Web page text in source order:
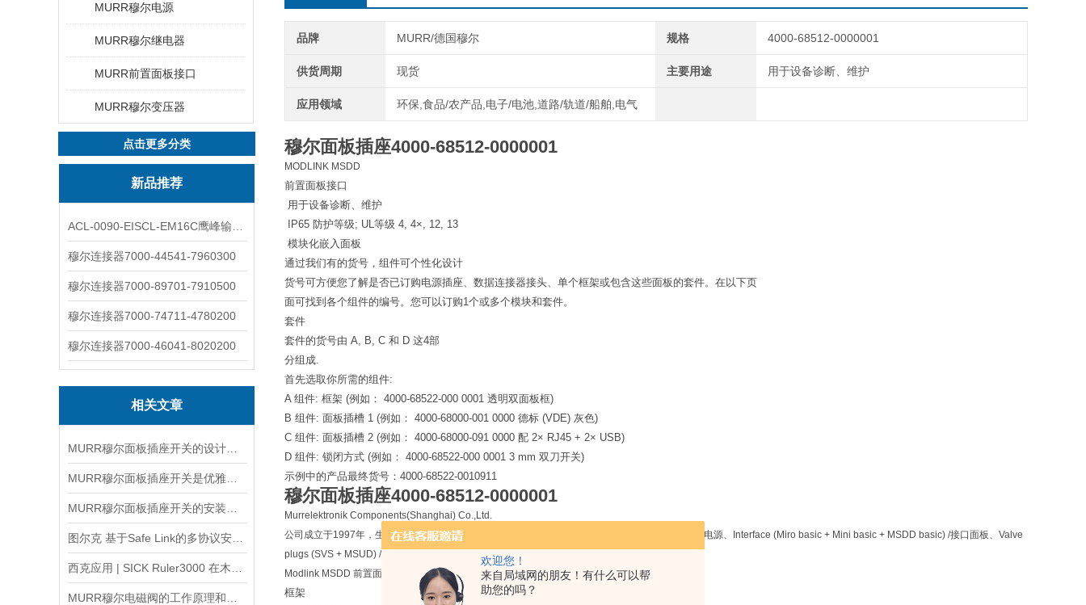
欢迎您！
来自局域网的朋友！有什么可以帮
助您的吗？
MURR穆尔电源
MURR穆尔继电器
MURR前置面板接口
MURR穆尔变压器
点击更多分类
新品推荐
穆尔连接器7000-44541-7960300
穆尔连接器7000-89701-7910500
穆尔连接器7000-74711-4780200
穆尔连接器7000-46041-8020200
相关文章
品牌 MURR/德国穆尔 规格 4000-68512-0000001
供货周期 现货 主要用途 用于设备诊断、维护
应用领域 环保,食品/农产品,电子/电池,道路/轨道/船舶,电气
穆尔面板插座4000-68512-0000001
MODLINK MSDD
前置面板接口
 用于设备诊断、维护
 IP65 防护等级; UL等级 4, 4×, 12, 13
 模块化嵌入面板
通过我们有的货号，组件可个性化设计
货号可方便您了解是否已订购电源插座、数据连接器接头、单个框架或包含这些面板的套件。在以下页
面可找到各个组件的编号。您可以订购1个或多个模块和套件。
套件
套件的货号由 A, B, C 和 D 这4部
分组成.
首先选取你所需的组件:
A 组件: 框架 (例如： 4000-68522-000 0001 透明双面板框)
B 组件: 面板插槽 1 (例如： 4000-68000-001 0000 德标 (VDE) 灰色)
C 组件: 面板插槽 2 (例如： 4000-68000-091 0000 配 2× RJ45 + 2× USB)
D 组件: 锁闭方式 (例如： 4000-68522-000 0001 3 mm 双刀开关)
示例中的产品最终货号：4000-68522-0010911
穆尔面板插座4000-68512-0000001
Murrelektronik Components(Shanghai) Co.,Ltd.
公司成立于1997年，生产的产品为Transformer / 变压器、Power supply (Eco Rail + Eco Power) / 电源、Interface (Miro basic + Mini basic + MSDD basic) /接口面板、Valve
plugs (SVS + MSUD) / 阀插头。
Modlink MSDD 前置面板接口
框架